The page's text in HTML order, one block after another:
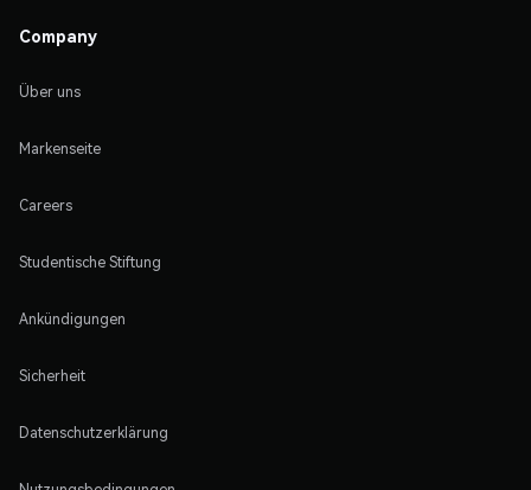
Company
Über uns
Markenseite
Careers
Studentische Stiftung
Ankündigungen
Sicherheit
Datenschutzerklärung